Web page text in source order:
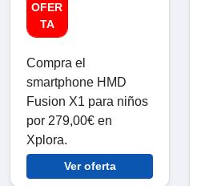
OFER
TA
Compra el
smartphone HMD
Fusion X1 para niños
por 279,00€ en
Xplora.
Ver oferta